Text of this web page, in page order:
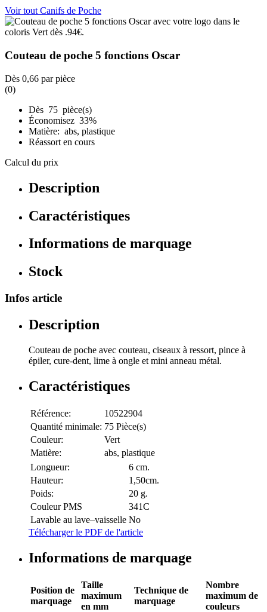
Voir tout Canifs de Poche
Couteau de poche 5 fonctions Oscar
Dès 0,66 par pièce
(0)
Dès 75 pièce(s)
Économisez 33%
Matière: abs, plastique
Réassort en cours
Calcul du prix
Description
Caractéristiques
Informations de marquage
Stock
Infos article
Description
Couteau de poche avec couteau, ciseaux à ressort, pince à
épiler, cure-dent, lime à ongle et mini anneau métal.
Caractéristiques
Référence:
10522904
Quantité minimale: 75 Pièce(s)
Couleur:
Vert
Matière:
abs, plastique
Longueur:
6 cm.
Hauteur:
1,50cm.
Poids:
20 g.
Couleur PMS
341C
Lavable au lave–vaisselle No
Télécharger le PDF de l'article
Informations de marquage
Position de
marquage
Taille
maximum
en mm
Technique de
marquage
Nombre
maximum de
couleurs